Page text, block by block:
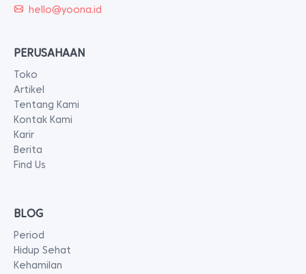
hello@yoona.id
PERUSAHAAN
Toko
Artikel
Tentang Kami
Kontak Kami
Karir
Berita
Find Us
BLOG
Period
Hidup Sehat
Kehamilan